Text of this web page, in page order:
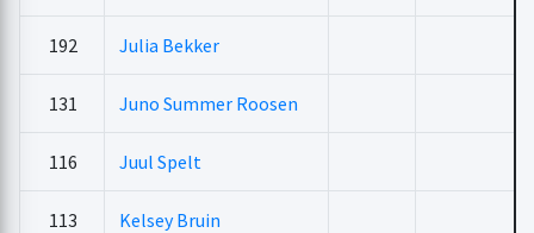
192 Julia Bekker
131 Juno Summer Roosen
116 Juul Spelt
113 Kelsey Bruin